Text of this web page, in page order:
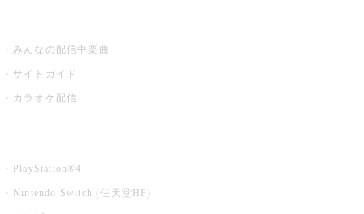
みんなの配信中楽曲
サイトガイド
カラオケ配信
PlayStation®4
Nintendo Switch (任天堂HP)